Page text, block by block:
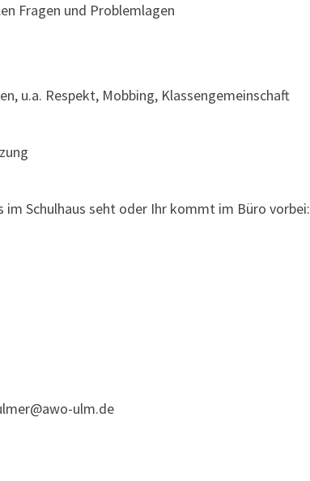
Fragen und Problemlagen
u.a. Respekt, Mobbing, Klassengemeinschaft
Schulhaus seht oder Ihr kommt im Büro vorbei:
ulm.de